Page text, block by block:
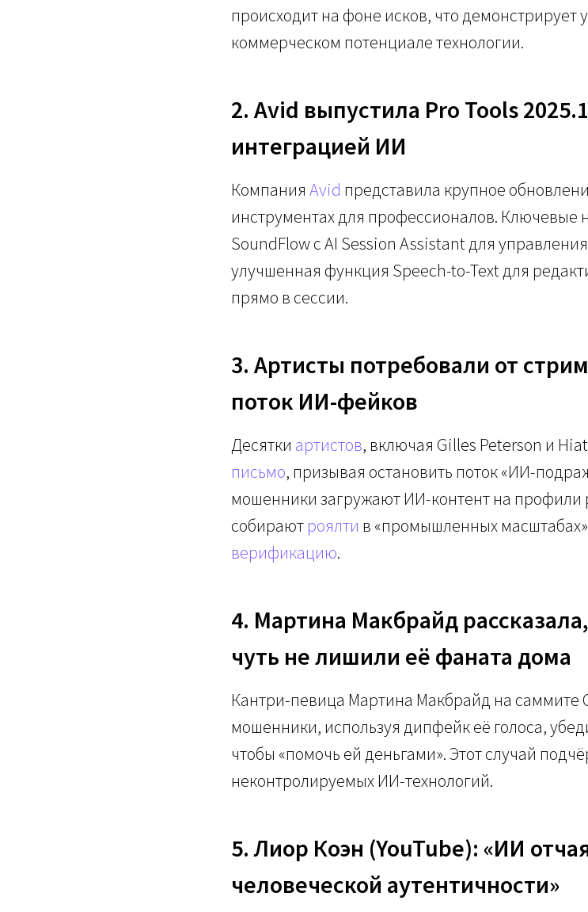
происходит на фоне исков, что демонстрирует
коммерческом потенциале технологии.
2. Avid выпустила Pro Tools
интеграцией ИИ
Компания Avid представила крупное
инструментах для профессионалов. Ключевые
SoundFlow с AI Session Assistant для управления
улучшенная функция Speech-to-Text для
прямо в сессии.
3. Артисты потребовали от
поток ИИ-фейков
Десятки артистов, включая Gilles Peterson и
письмо, призывая остановить поток «ИИ-
мошенники загружают ИИ-контент на профили
собирают роялти в «промышленных
верификацию.
4. Мартина Макбрайд
чуть не лишили её фаната дома
Кантри-певица Мартина Макбрайд на саммите
мошенники, используя дипфейк её голоса,
чтобы «помочь ей деньгами». Этот случай
неконтролируемых ИИ-технологий.
5. Лиор Коэн (YouTube): «ИИ
человеческой аутентичности»